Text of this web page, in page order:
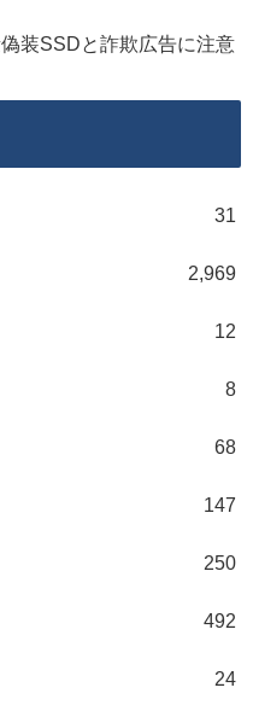
装SSDと詐欺広告に注意
31
2,969
12
8
68
147
250
492
24